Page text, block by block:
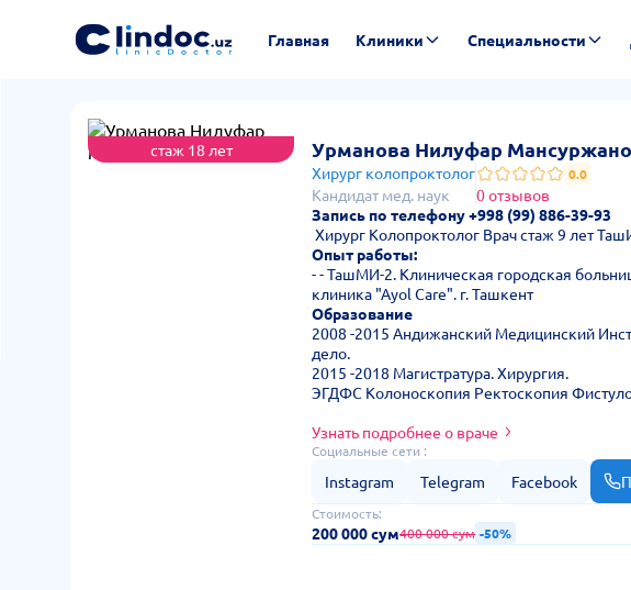
Главная Клиники Специальности
стаж 18 лет Урманова Нилуфар
Хирург колопроктолог
Кандидат мед. наук
0.0
0 отзывов
Запись по телефону +998 (99) 886-39-93
Хирург Колопроктолог Врач стаж 9 лет
Опыт работы:
- - ТашМИ-2. Клиническая городская
клиника "Ayol Care". г. Ташкент
Образование
2008 -2015 Андижанский Медицинский
дело.
2015 -2018 Магистратура. Хирургия.
ЭГДФС Колоноскопия Ректоскопия
Узнать подробнее о враче
Социальные сети :
Instagram Telegram Facebook
Стоимость:
200 000 сум400 000 сум -50%